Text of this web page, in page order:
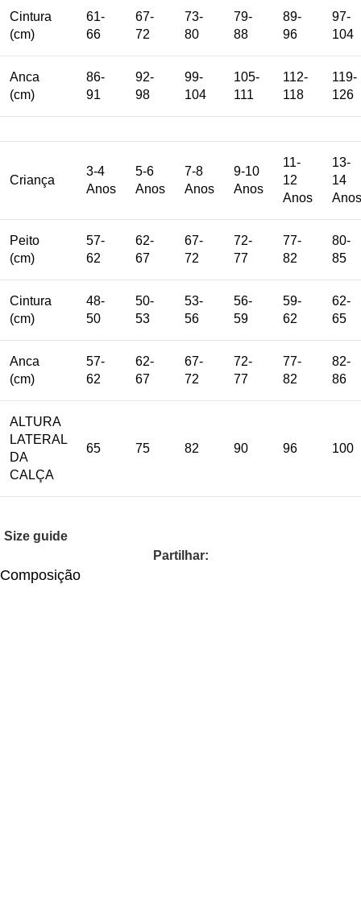
Cintura
(cm)
61-
66
67-
72
73-
80
79-
88
89-
96
97-
104
Anca
(cm)
86-
91
92-
98
99-
104
105-
111
112-
118
119-
126
Criança
3-4
Anos
5-6
Anos
7-8
Anos
9-10
Anos
11-
12
Anos
13-
14
Anos
Peito
(cm)
57-
62
62-
67
67-
72
72-
77
77-
82
80-
85
Cintura
(cm)
48-
50
50-
53
53-
56
56-
59
59-
62
62-
65
Anca
(cm)
57-
62
62-
67
67-
72
72-
77
77-
82
82-
86
ALTURA
LATERAL
DA
CALÇA
65 75 82 90 96 100
Size guide
Partilhar:
Composição